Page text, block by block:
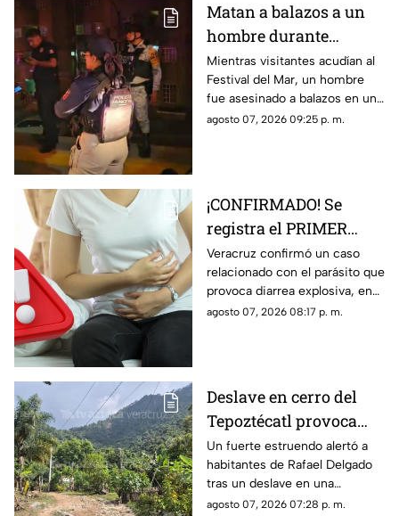
Matan a balazos a un
hombre durante
inauguración del
Festival del Mar en
Coatzacoalcos
Mientras visitantes acudían al
Festival del Mar, un hombre
fue asesinado a balazos en una
colonia de Coatzacoalcos, en
agosto 07, 2026 09:25 p. m.
¡CONFIRMADO! Se
registra el PRIMER
CASO de ‘diarrea
explosiva’ en Veracruz;
esto sabemos
Veracruz confirmó un caso
relacionado con el parásito que
provoca diarrea explosiva, en
TV Azteca Veracruz te
agosto 07, 2026 08:17 p. m.
Deslave en cerro del
Tepoztécatl provoca
estruendo y preocupa a
familias; ¿hay heridos?
Un fuerte estruendo alertó a
habitantes de Rafael Delgado
tras un deslave en una
montaña, mientras familias
agosto 07, 2026 07:28 p. m.